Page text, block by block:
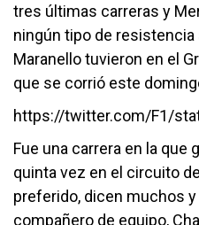
tres últimas carreras y
ningún tipo de resistencia
Maranello tuvieron en el
que se corrió este
https://twitter.com/F1/
Fue una carrera en la que
quinta vez en el circuito
preferido, dicen muchos
compañero de equipo,